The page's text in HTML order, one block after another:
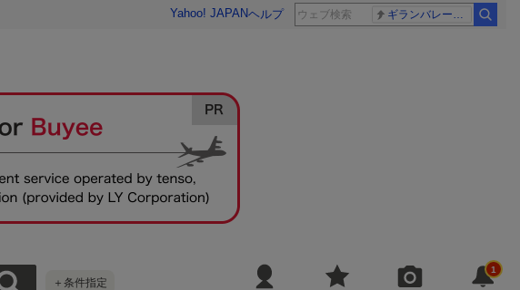
Yahoo! JAPANヘルプ ギランバレー症候群
＋条件指定
1